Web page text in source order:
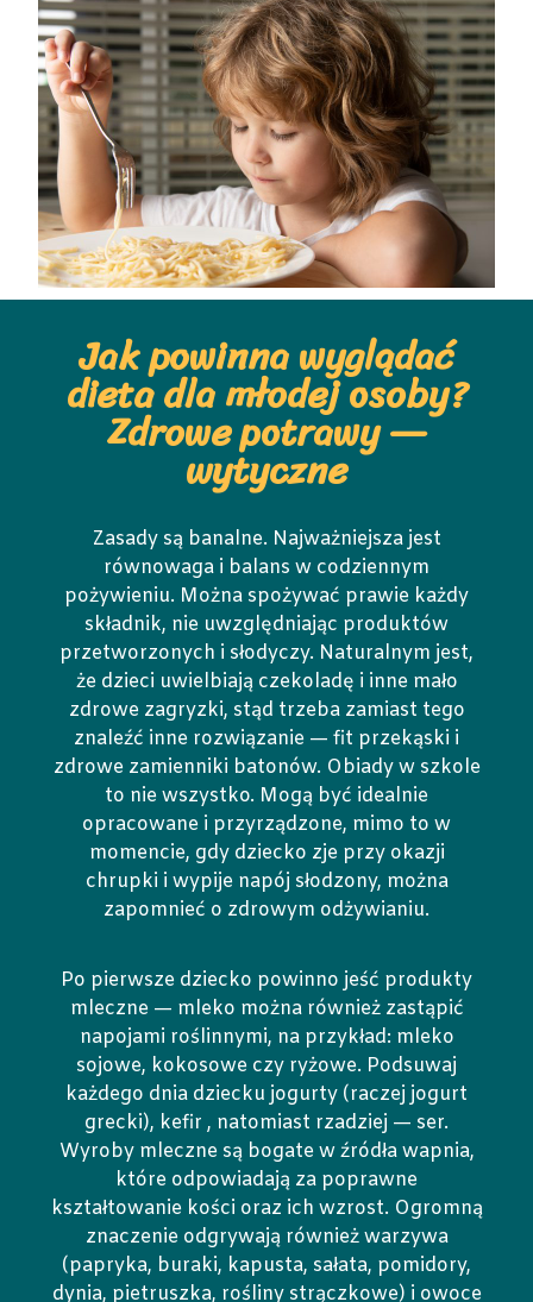
Jak powinna wyglądać
dieta dla młodej osoby?
Zdrowe potrawy —
wytyczne
Zasady są banalne. Najważniejsza jest
równowaga i balans w codziennym
pożywieniu. Można spożywać prawie każdy
składnik, nie uwzględniając produktów
przetworzonych i słodyczy. Naturalnym jest,
że dzieci uwielbiają czekoladę i inne mało
zdrowe zagryzki, stąd trzeba zamiast tego
znaleźć inne rozwiązanie — fit przekąski i
zdrowe zamienniki batonów. Obiady w szkole
to nie wszystko. Mogą być idealnie
opracowane i przyrządzone, mimo to w
momencie, gdy dziecko zje przy okazji
chrupki i wypije napój słodzony, można
zapomnieć o zdrowym odżywianiu.
Po pierwsze dziecko powinno jeść produkty
mleczne — mleko można również zastąpić
napojami roślinnymi, na przykład: mleko
sojowe, kokosowe czy ryżowe. Podsuwaj
każdego dnia dziecku jogurty (raczej jogurt
grecki), kefir , natomiast rzadziej — ser.
Wyroby mleczne są bogate w źródła wapnia,
które odpowiadają za poprawne
kształtowanie kości oraz ich wzrost. Ogromną
znaczenie odgrywają również warzywa
(papryka, buraki, kapusta, sałata, pomidory,
dynia, pietruszka, rośliny strączkowe) i owoce